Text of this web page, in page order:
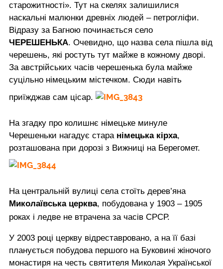
старожитності». Тут на скелях залишилися
наскальні малюнки древніх людей – петрогліфи.
Відразу за Багною починається село
ЧЕРЕШЕНЬКА. Очевидно, що назва села пішла від
черешень, які ростуть тут майже в кожному дворі.
За австрійських часів черешенька була майже
суцільно німецьким містечком. Сюди навіть
приїжджав сам цісар.
На згадку про колишнє німецьке минуле
Черешеньки нагадує стара німецька кірха,
розташована при дорозі з Вижниці на Берегомет.
На центральній вулиці села стоїть дерев’яна
Миколаївська церква, побудована у 1903 – 1905
роках і ледве не втрачена за часів СРСР.
У 2003 році церкву відреставровано, а на її базі
планується побудова першого на Буковині жіночого
монастиря на честь святителя Миколая Української